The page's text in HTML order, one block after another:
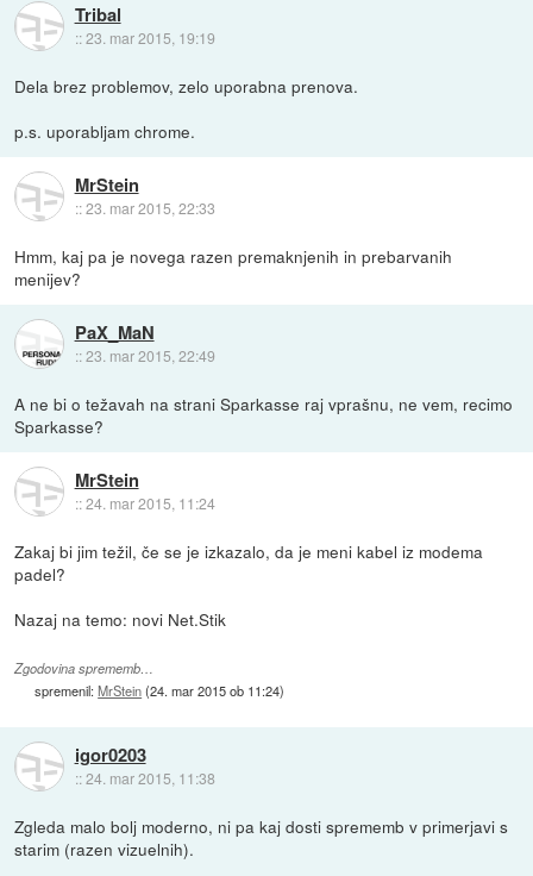
Tribal
::23. mar 2015, 19:19
Dela brez problemov, zelo uporabna prenova.
p.s. uporabljam chrome.
MrStein
::23. mar 2015, 22:33
Hmm, kaj pa je novega razen premaknjenih in prebarvanih
menijev?
PaX_MaN
::23. mar 2015, 22:49
A ne bi o težavah na strani Sparkasse raj vprašnu, ne vem, recimo
Sparkasse?
MrStein
::24. mar 2015, 11:24
Zakaj bi jim težil, če se je izkazalo, da je meni kabel iz modema
padel?
Nazaj na temo: novi Net.Stik
Zgodovina sprememb…
spremenil:MrStein(24. mar 2015 ob 11:24)
igor0203
::24. mar 2015, 11:38
Zgleda malo bolj moderno, ni pa kaj dosti sprememb v primerjavi s
starim (razen vizuelnih).